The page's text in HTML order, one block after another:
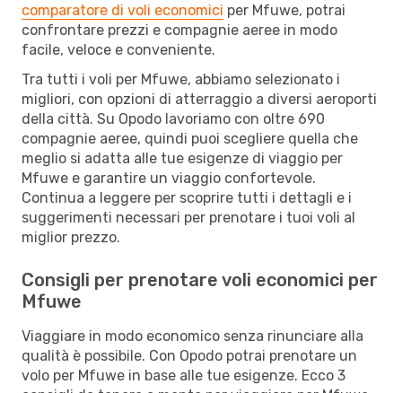
comparatore di voli economici per Mfuwe, potrai
confrontare prezzi e compagnie aeree in modo
facile, veloce e conveniente.
Tra tutti i voli per Mfuwe, abbiamo selezionato i
migliori, con opzioni di atterraggio a diversi aeroporti
della città. Su Opodo lavoriamo con oltre 690
compagnie aeree, quindi puoi scegliere quella che
meglio si adatta alle tue esigenze di viaggio per
Mfuwe e garantire un viaggio confortevole.
Continua a leggere per scoprire tutti i dettagli e i
suggerimenti necessari per prenotare i tuoi voli al
miglior prezzo.
Consigli per prenotare voli economici per
Mfuwe
Viaggiare in modo economico senza rinunciare alla
qualità è possibile. Con Opodo potrai prenotare un
volo per Mfuwe in base alle tue esigenze. Ecco 3